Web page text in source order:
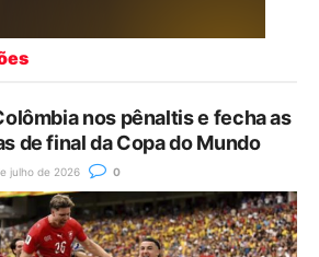
nos pênaltis e fecha as
de final da Copa do Mundo
julho de 2026 0